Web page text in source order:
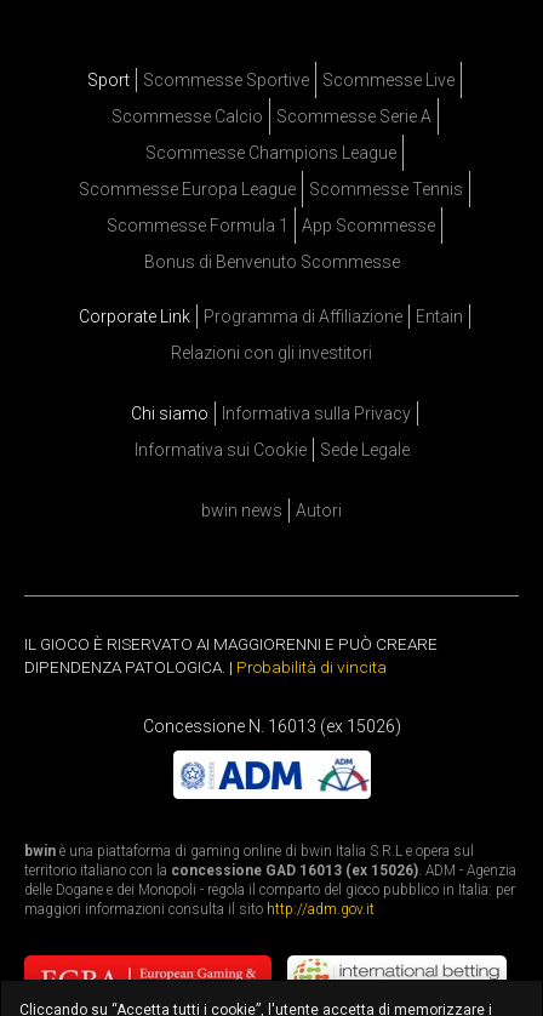
Sport Scommesse Sportive
Scommesse Live
Scommesse Calcio
Scommesse Serie A
Scommesse Champions League
Scommesse Europa League
Scommesse Tennis
Scommesse Formula 1
App Scommesse
Bonus di Benvenuto Scommesse
Corporate Link Programma di Affiliazione
Entain
Relazioni con gli investitori
Chi siamo
Informativa sulla Privacy
Informativa sui Cookie
Sede Legale
bwin news Autori
IL GIOCO È RISERVATO AI MAGGIORENNI E PUÒ CREARE
DIPENDENZA PATOLOGICA. | Probabilità di vincita
Concessione N. 16013 (ex 15026)
bwin è una piattaforma di gaming online di bwin Italia S.R.L e opera sul
territorio italiano con la concessione GAD 16013 (ex 15026). ADM - Agenzia
delle Dogane e dei Monopoli - regola il comparto del gioco pubblico in Italia: per
maggiori informazioni consulta il sito http://adm.gov.it
Cliccando su “Accetta tutti i cookie”, l'utente accetta di memorizzare i